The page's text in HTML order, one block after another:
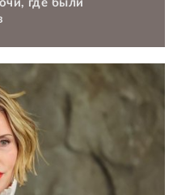
где были